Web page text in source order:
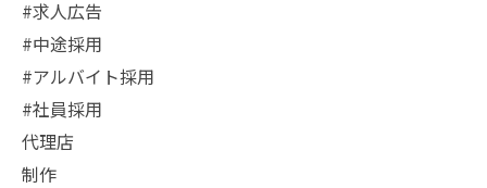
#求人広告
#中途採用
#アルバイト採用
#社員採用
代理店
制作